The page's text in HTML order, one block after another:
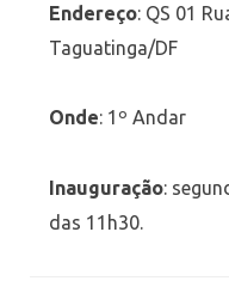
Endereço: QS 01
Taguatinga/DF
Onde: 1º Andar
Inauguração:
das 11h30.